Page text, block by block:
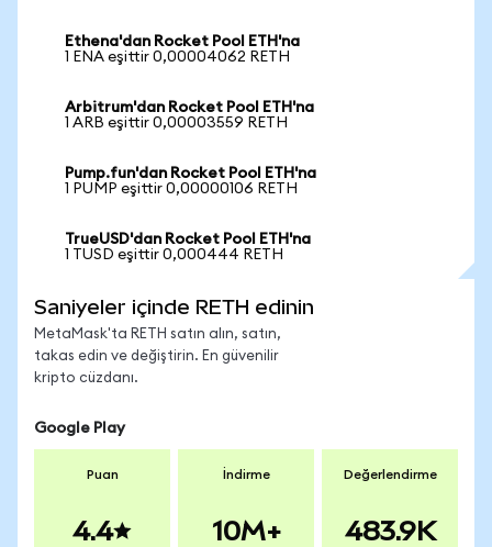
Ethena'dan Rocket Pool ETH'na
1 ENA eşittir 0,00004062 RETH
Arbitrum'dan Rocket Pool ETH'na
1 ARB eşittir 0,00003559 RETH
Pump.fun'dan Rocket Pool ETH'na
1 PUMP eşittir 0,00000106 RETH
TrueUSD'dan Rocket Pool ETH'na
1 TUSD eşittir 0,000444 RETH
Saniyeler içinde RETH edinin
MetaMask'ta RETH satın alın, satın,
takas edin ve değiştirin. En güvenilir
kripto cüzdanı.
Google Play
Puan
4.4
İndirme
10M+
Değerlendirme
483.9K